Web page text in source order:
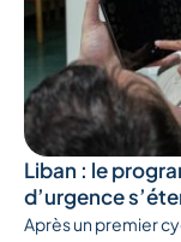
Liban : le
d’urgence
Après un premier